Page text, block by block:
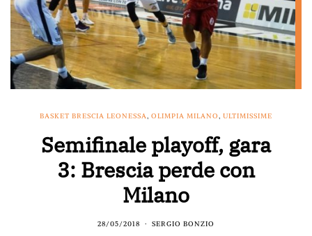
BASKET BRESCIA LEONESSA, OLIMPIA MILANO, ULTIMISSIME
Semifinale playoff, gara
3: Brescia perde con
Milano
28/05/2018 SERGIO BONZIO